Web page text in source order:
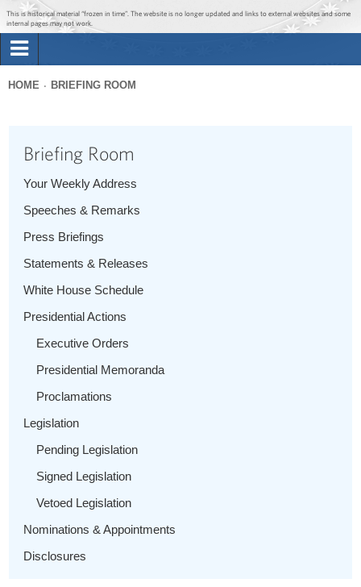
Jump to main content
Jump to navigation
This is historical material “frozen in time”. The website is no longer updated and links to external websites and some
internal pages may not work.
Briefing Room
1600 Penn
here
HOME BRIEFING ROOM
Briefing Room
Your Weekly Address
Speeches & Remarks
Press Briefings
Statements & Releases
White House Schedule
Presidential Actions
Executive Orders
Presidential Memoranda
Proclamations
Legislation
Pending Legislation
Signed Legislation
Vetoed Legislation
Nominations & Appointments
Disclosures